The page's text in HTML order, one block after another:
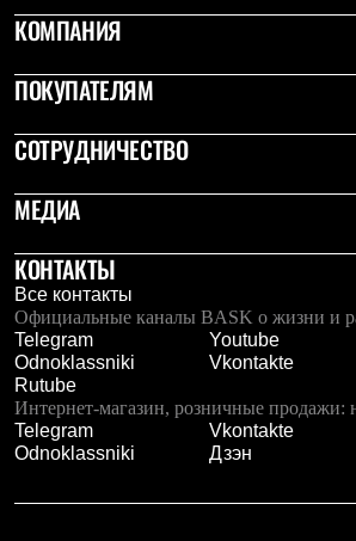
Брюки
Софтшелл одежда
Флисовая одежда
Куртки
Жилеты
Комбинезоны
Термобелье
Комплект термобелья
Палатки и тенты
Палатки
Тенты
Аксессуары для палаток
Рюкзаки
Экспедиционные
Легкоходные
Альпинистские
Городские
Аксессуары для рюкзаков
Пуховые
КОМПАНИЯ
ПОКУПАТЕЛЯМ
СОТРУДНИЧЕСТВО
МЕДИА
КОНТАКТЫ
Все контакты
Официальные каналы BASK о жизни и
Telegram
Youtube
Odnoklassniki
Vkontakte
Rutube
Интернет-магазин, розничные продажи:
Telegram
Vkontakte
Odnoklassniki
Дзэн